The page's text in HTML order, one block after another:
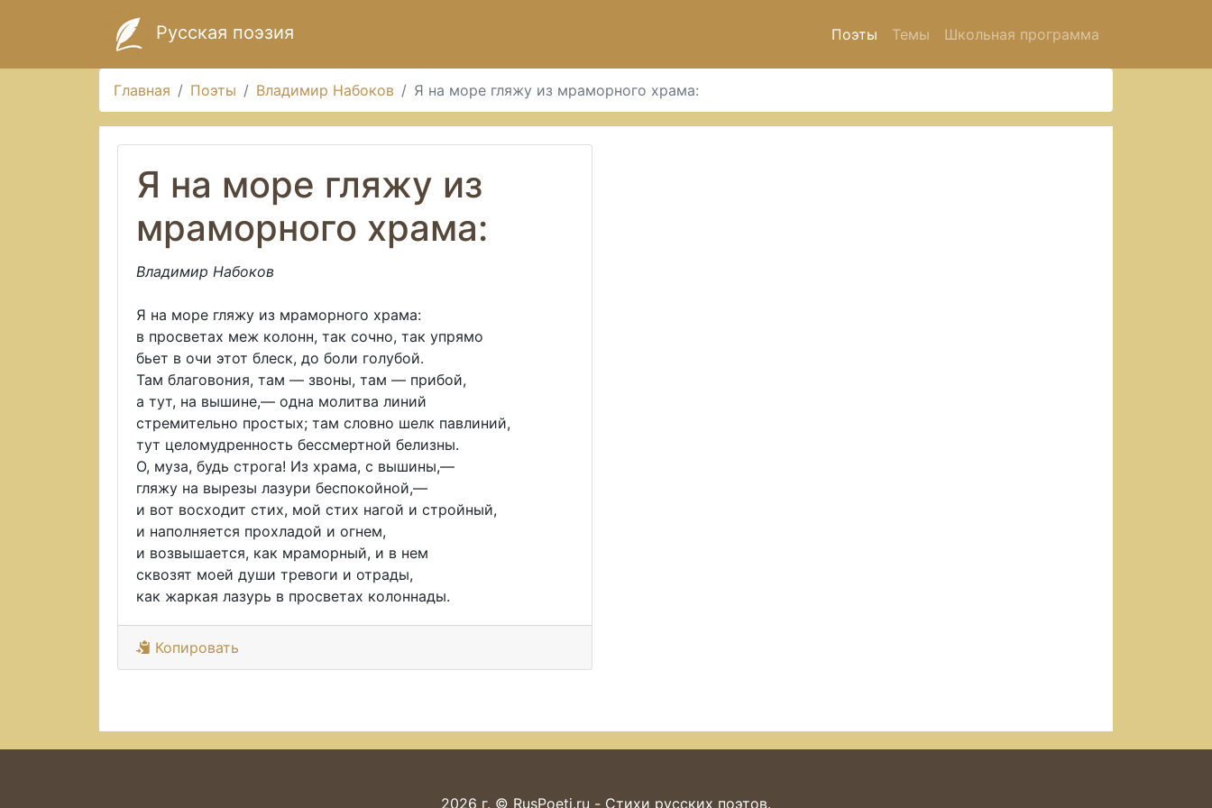
Русская поэзия Поэты Темы Школьная программа
Главная Поэты Владимир Набоков Я на море гляжу из мраморного храма:
Я на море гляжу из
мраморного храма:
Владимир Набоков
Я на море гляжу из мраморного храма:
в просветах меж колонн, так сочно, так упрямо
бьет в очи этот блеск, до боли голубой.
Там благовония, там — звоны, там — прибой,
а тут, на вышине,— одна молитва линий
стремительно простых; там словно шелк павлиний,
тут целомудренность бессмертной белизны.
О, муза, будь строга! Из храма, с вышины,—
гляжу на вырезы лазури беспокойной,—
и вот восходит стих, мой стих нагой и стройный,
и наполняется прохладой и огнем,
и возвышается, как мраморный, и в нем
сквозят моей души тревоги и отрады,
как жаркая лазурь в просветах колоннады.
Копировать
2026 г. © RusPoeti.ru - Стихи русских поэтов.